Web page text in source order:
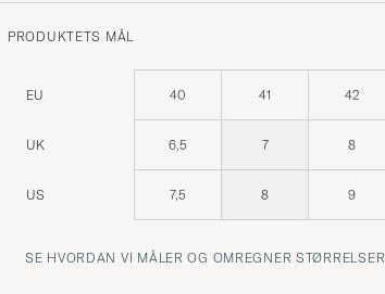
PRODUKTETS MÅL
EU 40 41 42
UK 6,5 7 8
US 7,5 8 9
SE HVORDAN VI MÅLER OG OMREGNER STØRRELSER